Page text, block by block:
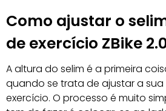
Como ajustar o
de exercício ZBike
A altura do selim é a primeira
quando se trata de ajustar a
exercício. O processo é muito